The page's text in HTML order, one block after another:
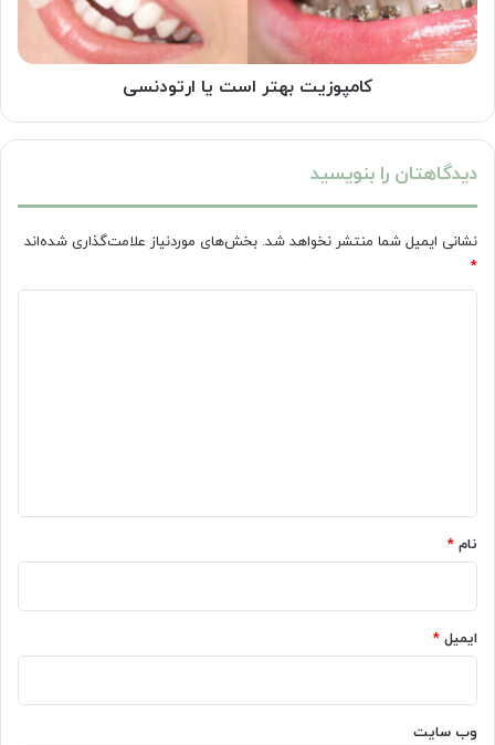
کامپوزیت بهتر است یا ارتودنسی
دیدگاهتان را بنویسید
نشانی ایمیل شما منتشر نخواهد شد. بخش‌های موردنیاز علامت‌گذاری شده‌اند
*
نام *
ایمیل *
وب‌ سایت